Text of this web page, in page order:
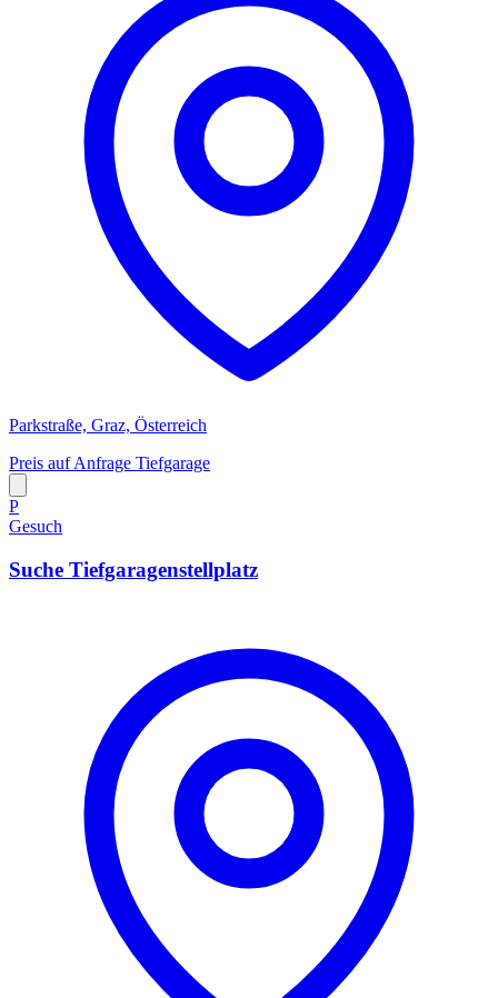
Parkstraße, Graz, Österreich
Preis auf Anfrage Tiefgarage
P
Gesuch
Suche Tiefgaragenstellplatz